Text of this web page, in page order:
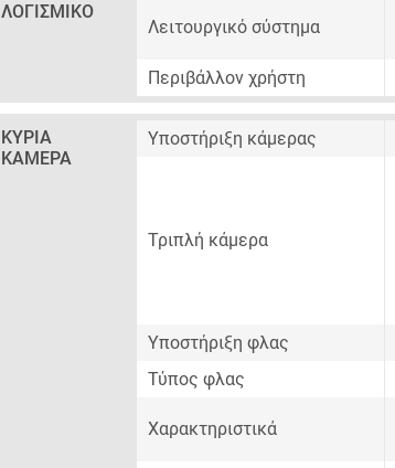
ΛΟΓΙΣΜΙΚΌ
Λειτουργικό σύστημα
Περιβάλλον χρήστη
ΚΎΡΙΑ
ΚΆΜΕΡΑ
Υποστήριξη κάμερας
Τριπλή κάμερα
Υποστήριξη φλας
Τύπος φλας
Χαρακτηριστικά